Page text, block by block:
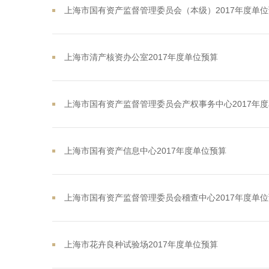
上海市国有资产监督管理委员会（本级）2017年度单
上海市清产核资办公室2017年度单位预算
上海市国有资产监督管理委员会产权事务中心2017年
上海市国有资产信息中心2017年度单位预算
上海市国有资产监督管理委员会稽查中心2017年度单
上海市花卉良种试验场2017年度单位预算